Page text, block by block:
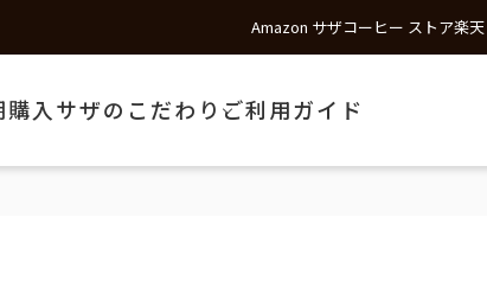
Amazon サザコーヒー ストア楽
入 サザのこだわり ご利用ガイド